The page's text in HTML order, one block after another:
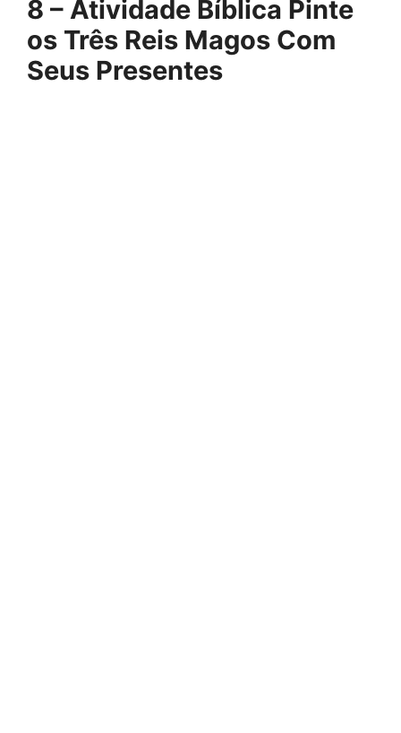
8 – Atividade Bíblica Pinte
os Três Reis Magos Com
Seus Presentes